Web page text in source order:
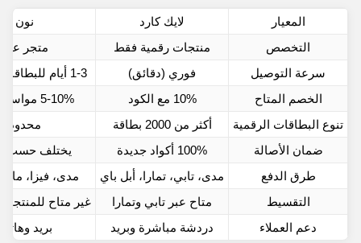
المعيار لايك كارد
نون
التخصص
منتجات رقمية فقط
متجر عام
سرعة التوصيل
فوري (دقائق)
1-3 أيام للبطاقات المادية
الخصم المتاح
10% مع الكود
5-10% مواسم فقط
تنوع البطاقات الرقمية
أكثر من 2000 بطاقة
محدود
ضمان الأصالة
100% أكواد جديدة
يختلف حسب
طرق الدفع
مدى، تابي، تمارا، أبل باي
مدى، فيزا،
التقسيط
متاح عبر تابي وتمارا
غير متاح
دعم العملاء
دردشة مباشرة وبريد بريد